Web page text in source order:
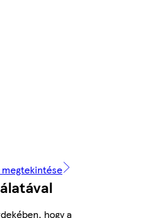
hogy a